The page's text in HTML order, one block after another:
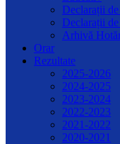
Declarații
Declarații
Arhivă
Orar
Rezultate
2025-2026
2024-2025
2023-2024
2022-2023
2021-2022
2020-2021